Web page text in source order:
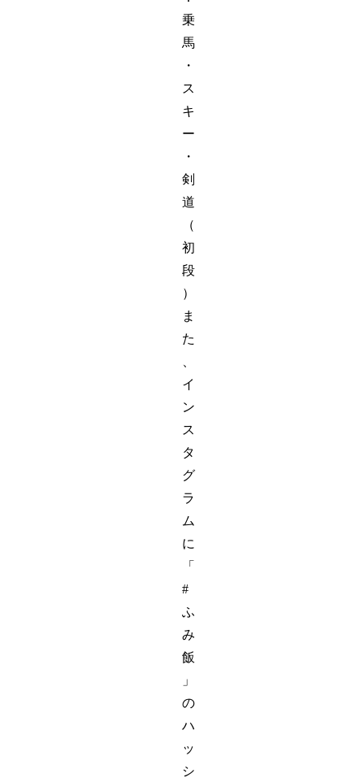
乗
馬
・
ス
キ
ー
・
剣
道
（
初
段
）
ま
た
イ
ン
ス
タ
グ
ラ
ム
に
「
#
ふ
み
飯
」
の
ハ
ッ
シ